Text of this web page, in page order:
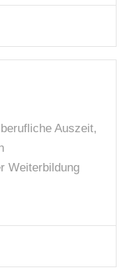
Auszeit,
Weiterbildung